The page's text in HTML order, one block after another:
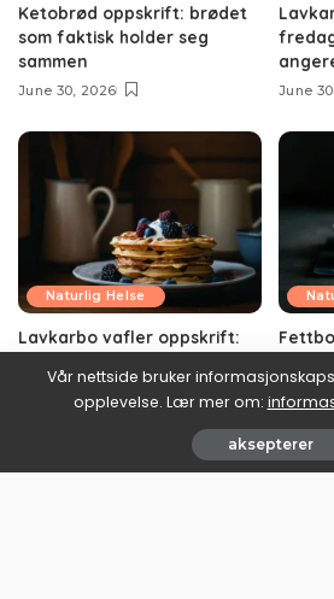
Ketobrød oppskrift: brødet
som faktisk holder seg
sammen
June 30, 2026 June
Naturlig Helse
Lavkarbo vafler oppskrift:
blodsukkerfallet
June 30, 2026
jobb
June
Last mer
Vår nettside bruker
opplevelse. Lær mer om:
aksepterer